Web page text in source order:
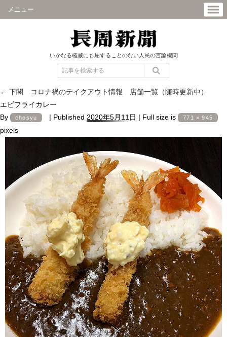
メニュー
いかなる権威にも屈することのない人民の言論機関
← 下関 コロナ禍のテイクアウト情報 店舗一覧（随時更新中）
エビフライカレー
By
chosyu | Published 2020年5月11日 | Full size is 771 × 945
pixels